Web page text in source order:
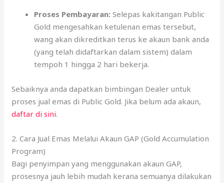
Proses Pembayaran: Selepas kakitangan Public
Gold mengesahkan ketulenan emas tersebut,
wang akan dikreditkan terus ke akaun bank anda
(yang telah didaftarkan dalam sistem) dalam
tempoh 1 hingga 2 hari bekerja.
Sebaiknya anda dapatkan bimbingan Dealer untuk
proses jual emas di Public Gold. Jika belum ada akaun,
daftar di sini.
2. Cara Jual Emas Melalui Akaun GAP (Gold Accumulation
Program)
Bagi penyimpan yang menggunakan akaun GAP,
prosesnya jauh lebih mudah kerana semuanya dilakukan